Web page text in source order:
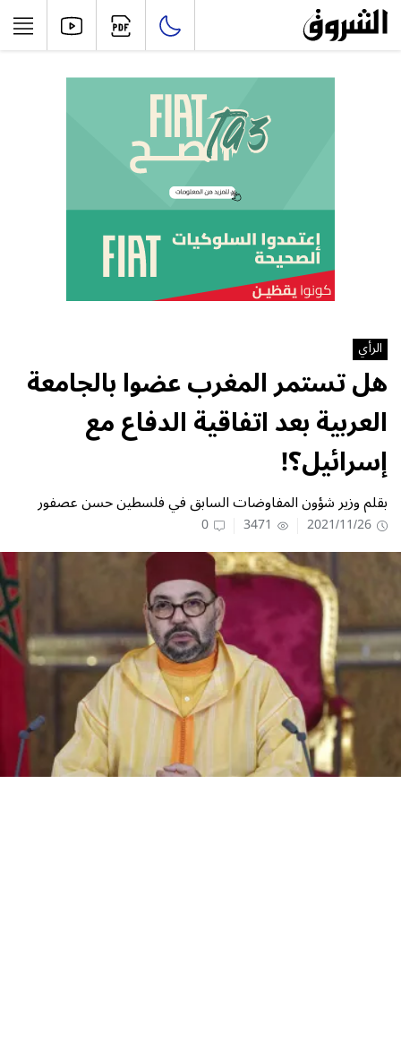
الرأي
هل تستمر المغرب عضوا بالجامعة
العربية بعد اتفاقية الدفاع مع
إسرائيل؟!
بقلم وزير شؤون المفاوضات السابق في فلسطين حسن عصفور
2021/11/26
3471
0